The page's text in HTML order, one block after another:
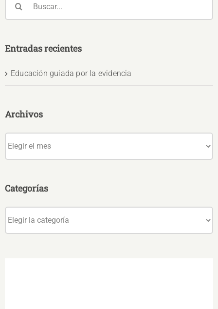
Entradas recientes
Educación guiada por la evidencia
Archivos
Categorías